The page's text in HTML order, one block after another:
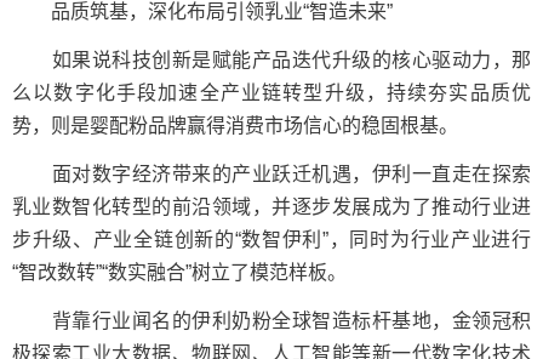
品质筑基，深化布局引领乳业“智造未来”
如果说科技创新是赋能产品迭代升级的核心驱动力，那
么以数字化手段加速全产业链转型升级，持续夯实品质优
势，则是婴配粉品牌赢得消费市场信心的稳固根基。
面对数字经济带来的产业跃迁机遇，伊利一直走在探索
乳业数智化转型的前沿领域，并逐步发展成为了推动行业进
步升级、产业全链创新的“数智伊利”，同时为行业产业进行
“智改数转”“数实融合”树立了模范样板。
背靠行业闻名的伊利奶粉全球智造标杆基地，金领冠积
极探索工业大数据、物联网、人工智能等新一代数字化技术